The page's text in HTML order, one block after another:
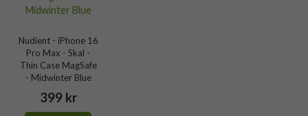
Nudient - iPhone 16
Pro Max - Skal -
Thin Case MagSafe
- Midwinter Blue
399 kr